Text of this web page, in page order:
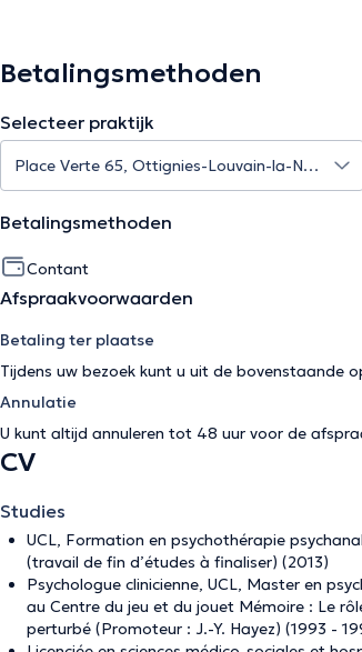
Betalingsmethoden
Selecteer praktijk
Betalingsmethoden
Contant
Afspraakvoorwaarden
Betaling ter plaatse
Tijdens uw bezoek kunt u uit de bovenstaande
Annulatie
U kunt altijd annuleren tot 48 uur voor de
CV
Studies
UCL, Formation en psychothérapie
(travail de fin d’études à finaliser) (2013)
Psychologue clinicienne, UCL, Master en
au Centre du jeu et du jouet Mémoire : Le
perturbé (Promoteur : J.-Y. Hayez) (1993 -